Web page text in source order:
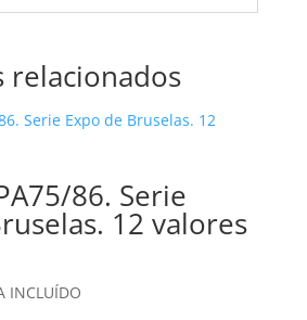
relacionados
86. Serie
12 valores
INCLUÍDO